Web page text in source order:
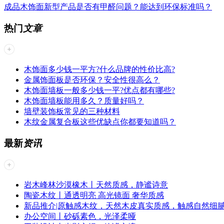
成品木饰面新型产品是否有甲醛问题？能达到环保标准吗？
热门文章
木饰面多少钱一平方?什么品牌的性价比高?
金属饰面板是否环保？安全性很高么？
木饰面墙板一般多少钱一平?优点都有哪些?
木饰面墙板能用多久？质量好吗？
墙壁装饰板常见的三种材料
木纹金属复合板这些优缺点你都要知道吗？
最新资讯
岩木峰林沙漠橡木丨天然质感，静谧诗意
陶瓷木纹丨​通透明亮 高光镜面 奢华质感
新品推介|原触感木纹，天然木皮真实质感，触感自然细
办公空间丨砂砾素色，光泽柔哑